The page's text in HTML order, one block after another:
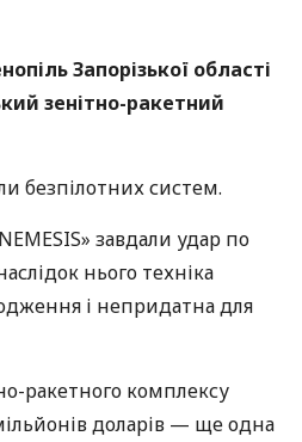
Запорізької області
зенітно-ракетний
безпілотних систем.
завдали удар по
нього техніка
і непридатна для
ракетного комплексу
доларів — ще одна